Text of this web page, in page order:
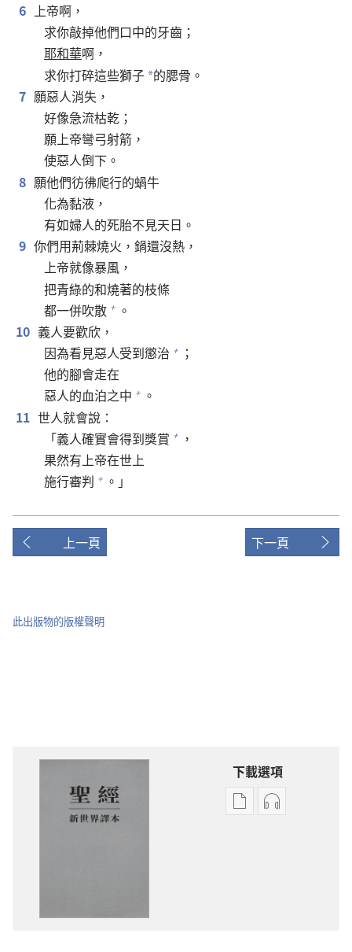
6 上帝啊，
求你敲掉他們口中的牙齒；
耶和華啊，
求你打碎這些獅子 *的腮骨。
7 願惡人消失，
好像急流枯乾；
願上帝彎弓射箭，
使惡人倒下。
8 願他們彷彿爬行的蝸牛
化為黏液，
有如婦人的死胎不見天日。
9 你們用荊棘燒火，鍋還沒熱，
上帝就像暴風，
把青綠的和燒著的枝條
都一併吹散 + 。
10 義人要歡欣，
因為看見惡人受到懲治 +
；
他的腳會走在
惡人的血泊之中 + 。
11 世人就會說：
「義人確實會得到獎賞 +
，
果然有上帝在世上
施行審判 + 。」
上一頁 下一頁
此出版物的版權聲明
下載選項
電
錄